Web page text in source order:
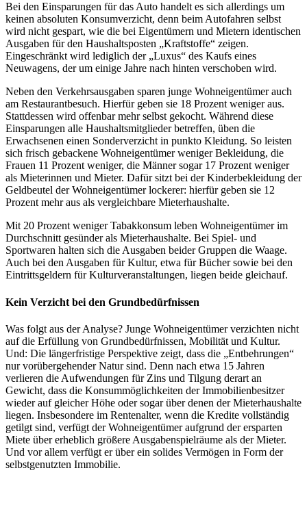
Bei den Einsparungen für das Auto handelt es sich allerdings um
keinen absoluten Konsumverzicht, denn beim Autofahren selbst
wird nicht gespart, wie die bei Eigentümern und Mietern identischen
Ausgaben für den Haushaltsposten „Kraftstoffe“ zeigen.
Eingeschränkt wird lediglich der „Luxus“ des Kaufs eines
Neuwagens, der um einige Jahre nach hinten verschoben wird.
Neben den Verkehrsausgaben sparen junge Wohneigentümer auch
am Restaurantbesuch. Hierfür geben sie 18 Prozent weniger aus.
Stattdessen wird offenbar mehr selbst gekocht. Während diese
Einsparungen alle Haushaltsmitglieder betreffen, üben die
Erwachsenen einen Sonderverzicht in punkto Kleidung. So leisten
sich frisch gebackene Wohneigentümer weniger Bekleidung, die
Frauen 11 Prozent weniger, die Männer sogar 17 Prozent weniger
als Mieterinnen und Mieter. Dafür sitzt bei der Kinderbekleidung der
Geldbeutel der Wohneigentümer lockerer: hierfür geben sie 12
Prozent mehr aus als vergleichbare Mieterhaushalte.
Mit 20 Prozent weniger Tabakkonsum leben Wohneigentümer im
Durchschnitt gesünder als Mieterhaushalte. Bei Spiel- und
Sportwaren halten sich die Ausgaben beider Gruppen die Waage.
Auch bei den Ausgaben für Kultur, etwa für Bücher sowie bei den
Eintrittsgeldern für Kulturveranstaltungen, liegen beide gleichauf.
Kein Verzicht bei den Grundbedürfnissen
Was folgt aus der Analyse? Junge Wohneigentümer verzichten nicht
auf die Erfüllung von Grundbedürfnissen, Mobilität und Kultur.
Und: Die längerfristige Perspektive zeigt, dass die „Entbehrungen“
nur vorübergehender Natur sind. Denn nach etwa 15 Jahren
verlieren die Aufwendungen für Zins und Tilgung derart an
Gewicht, dass die Konsummöglichkeiten der Immobilienbesitzer
wieder auf gleicher Höhe oder sogar über denen der Mieterhaushalte
liegen. Insbesondere im Rentenalter, wenn die Kredite vollständig
getilgt sind, verfügt der Wohneigentümer aufgrund der ersparten
Miete über erheblich größere Ausgabenspielräume als der Mieter.
Und vor allem verfügt er über ein solides Vermögen in Form der
selbstgenutzten Immobilie.